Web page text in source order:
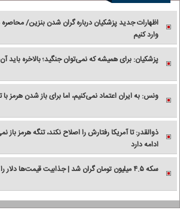
اظهارات جدید پزشکیان درباره گران شدن بنزین/
وارد کنیم
پزشکیان: برای همیشه که نمی‌توان جنگید؛ بالاخره باید
ونس: به ایران اعتماد نمی‌کنیم، اما برای باز شدن هرمز با
ذوالقدر: تا آمریکا رفتارش را اصلاح نکند، تنگه هرمز
ادامه دارد
سکه ۴.۵ میلیون تومان گران شد | جذابیت قیمت‌ها دلار را بالا کشید